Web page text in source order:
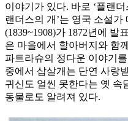
이야기가 있다. 바로 ‘플랜더
랜더스의 개’는 영국 소설가
(1839~1908)가 1872년에 발
은 마을에서 할아버지와 함
파트라슈의 정다운 이야기
중에서 삽살개는 단연 사랑
귀신도 얼씬 못한다는 옛 속
동물로도 알려져 있다.